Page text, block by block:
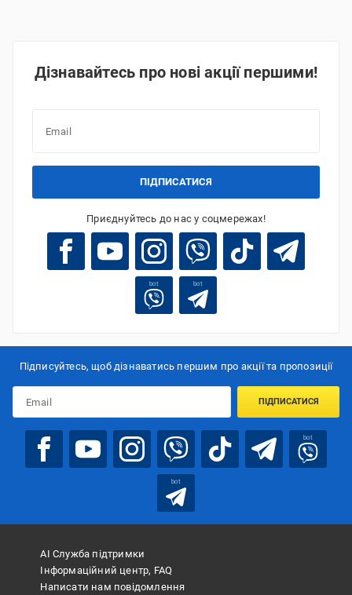
Дізнавайтесь про нові акції першими!
ПІДПИСАТИСЯ
Приєднуйтесь до нас у соцмережах!
bot bot
Підписуйтесь, щоб дізнаватись першим про акції та пропозиції
ПІДПИСАТИСЯ
bot
bot
АІ Служба підтримки
Інформаційний центр, FAQ
Написати нам повідомлення